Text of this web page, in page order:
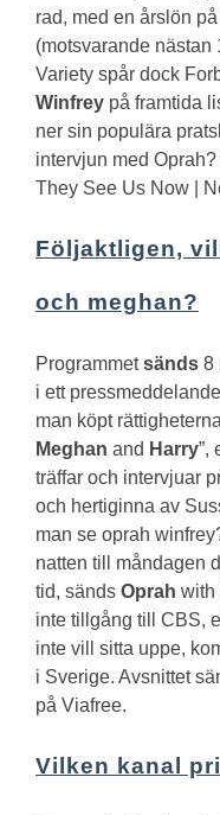
rad, med en årslön
(motsvarande nästan
Variety spår dock
Winfrey på framtida
ner sin populära
intervjun med Oprah?
They See Us Now |
Följaktligen,
och meghan?
Programmetsänds 8
i ett
man köpt
Meghan and Harry”,
träffar och intervjuar
och hertiginna av
man se oprah
natten till måndagen
tid, sänds Oprah with
inte tillgång till CBS,
inte vill sitta uppe,
i Sverige. Avsnittet
på Viafree.
Vilken kanal